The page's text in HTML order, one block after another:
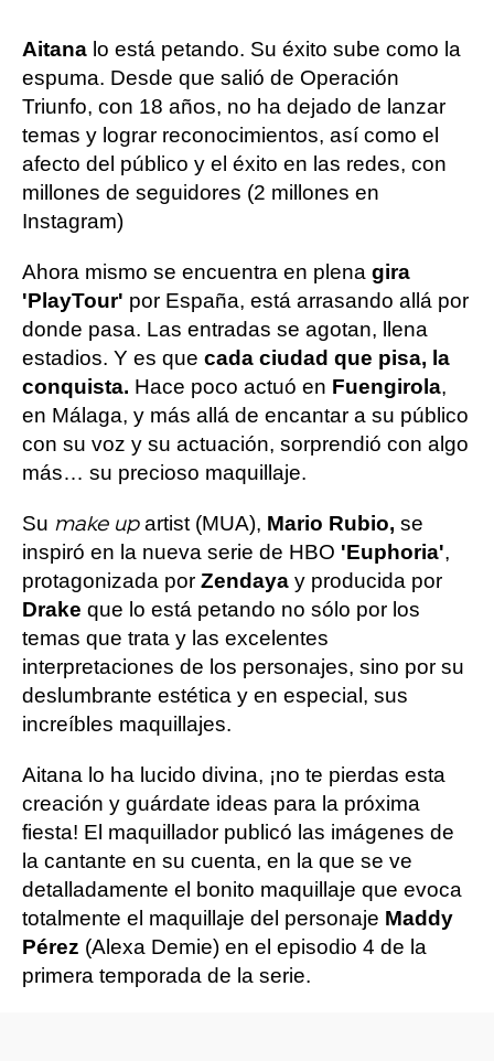
Aitana lo está petando. Su éxito sube como la
espuma. Desde que salió de Operación
Triunfo, con 18 años, no ha dejado de lanzar
temas y lograr reconocimientos, así como el
afecto del público y el éxito en las redes, con
millones de seguidores (2 millones en
Instagram)
Ahora mismo se encuentra en plena gira
'PlayTour' por España, está arrasando allá por
donde pasa. Las entradas se agotan, llena
estadios. Y es que cada ciudad que pisa, la
conquista. Hace poco actuó en Fuengirola,
en Málaga, y más allá de encantar a su público
con su voz y su actuación, sorprendió con algo
más… su precioso maquillaje.
Su make upartist (MUA), Mario Rubio, se
inspiró en la nueva serie de HBO 'Euphoria',
protagonizada por Zendaya y producida por
Drake que lo está petando no sólo por los
temas que trata y las excelentes
interpretaciones de los personajes, sino por su
deslumbrante estética y en especial, sus
increíbles maquillajes.
Aitana lo ha lucido divina, ¡no te pierdas esta
creación y guárdate ideas para la próxima
fiesta! El maquillador publicó las imágenes de
la cantante en su cuenta, en la que se ve
detalladamente el bonito maquillaje que evoca
totalmente el maquillaje del personaje Maddy
Pérez (Alexa Demie) en el episodio 4 de la
primera temporada de la serie.